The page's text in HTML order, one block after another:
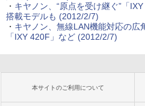
・ キヤノン、“原点を受け継ぐ”「
搭載モデルも (2012/2/7)
・ キヤノン、無線LAN機能対応の広
「IXY 420F」など (2012/2/7)
本サイトのご利用について